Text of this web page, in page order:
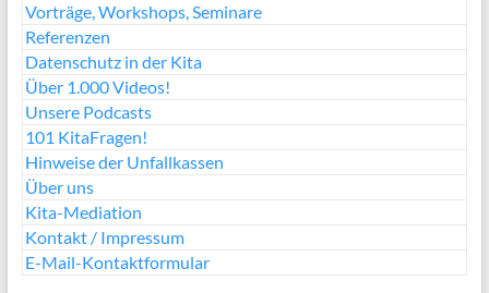
Vorträge, Workshops, Seminare
Referenzen
Datenschutz in der Kita
Über 1.000 Videos!
Unsere Podcasts
101 KitaFragen!
Hinweise der Unfallkassen
Über uns
Kita-Mediation
Kontakt / Impressum
E-Mail-Kontaktformular